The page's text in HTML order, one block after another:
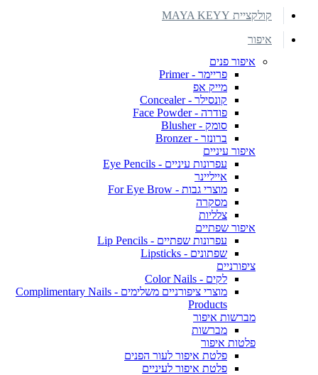
קולקציית MAYA KEYY
איפור
איפור פנים
פריימר - Primer
מייק אפ
קונסילר - Concealer
פודרה - Face Powder
סומק - Blusher
ברונזר - Bronzer
איפור עיניים
עפרונות עיניים - Eye Pencils
אייליינר
מוצרי גבות - For Eye Brow
מסקרה
צלליות
איפור שפתיים
עפרונות שפתיים - Lip Pencils
שפתונים - Lipsticks
ציפורניים
לקים - Color Nails
מוצרי ציפורניים משלימים - Complimentary Nails
Products
מברשות איפור
מברשות
פלטות איפור
פלטת איפור לעור הפנים
פלטת איפור לעיניים